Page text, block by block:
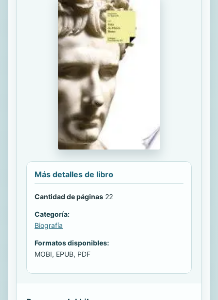
Más detalles de libro
Cantidad de páginas 22
Categoría:
Biografía
Formatos disponibles:
MOBI, EPUB, PDF